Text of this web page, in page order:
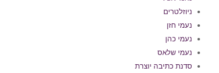
ניוזלטרים
נעמי חזן
נעמי כהן
נעמי שלאס
סדנת כתיבה יוצרת